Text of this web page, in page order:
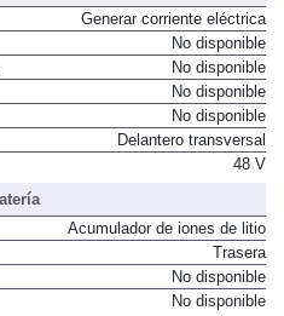
Generar corriente eléctrica
No disponible
No disponible
No disponible
No disponible
Delantero transversal
48 V
Acumulador de iones de litio
Trasera
No disponible
No disponible